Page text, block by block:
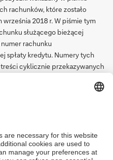
rachunków, które zostało
2018 r. W piśmie tym
służącego bieżącej
rachunku
spłaty kredytu. Numery tych
cyklicznie przekazywanych
na jaki powinna zostać dokonana
pozostających w obsłudze
ciągu będą obowiązywać
Deutsche Bank Polska S.A.
kredytu / pożyczki w walutach